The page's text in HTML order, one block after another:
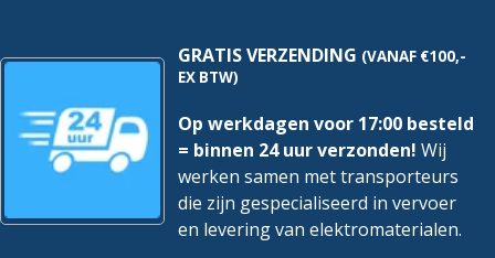
GRATIS VERZENDING (VANAF €100,-
EX BTW)
Op werkdagen voor 17:00 besteld
= binnen 24 uur verzonden! Wij
werken samen met transporteurs
die zijn gespecialiseerd in vervoer
en levering van elektromaterialen.